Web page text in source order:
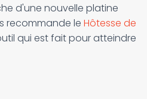
d'une nouvelle platine
recommande le Hôtesse de
qui est fait pour atteindre